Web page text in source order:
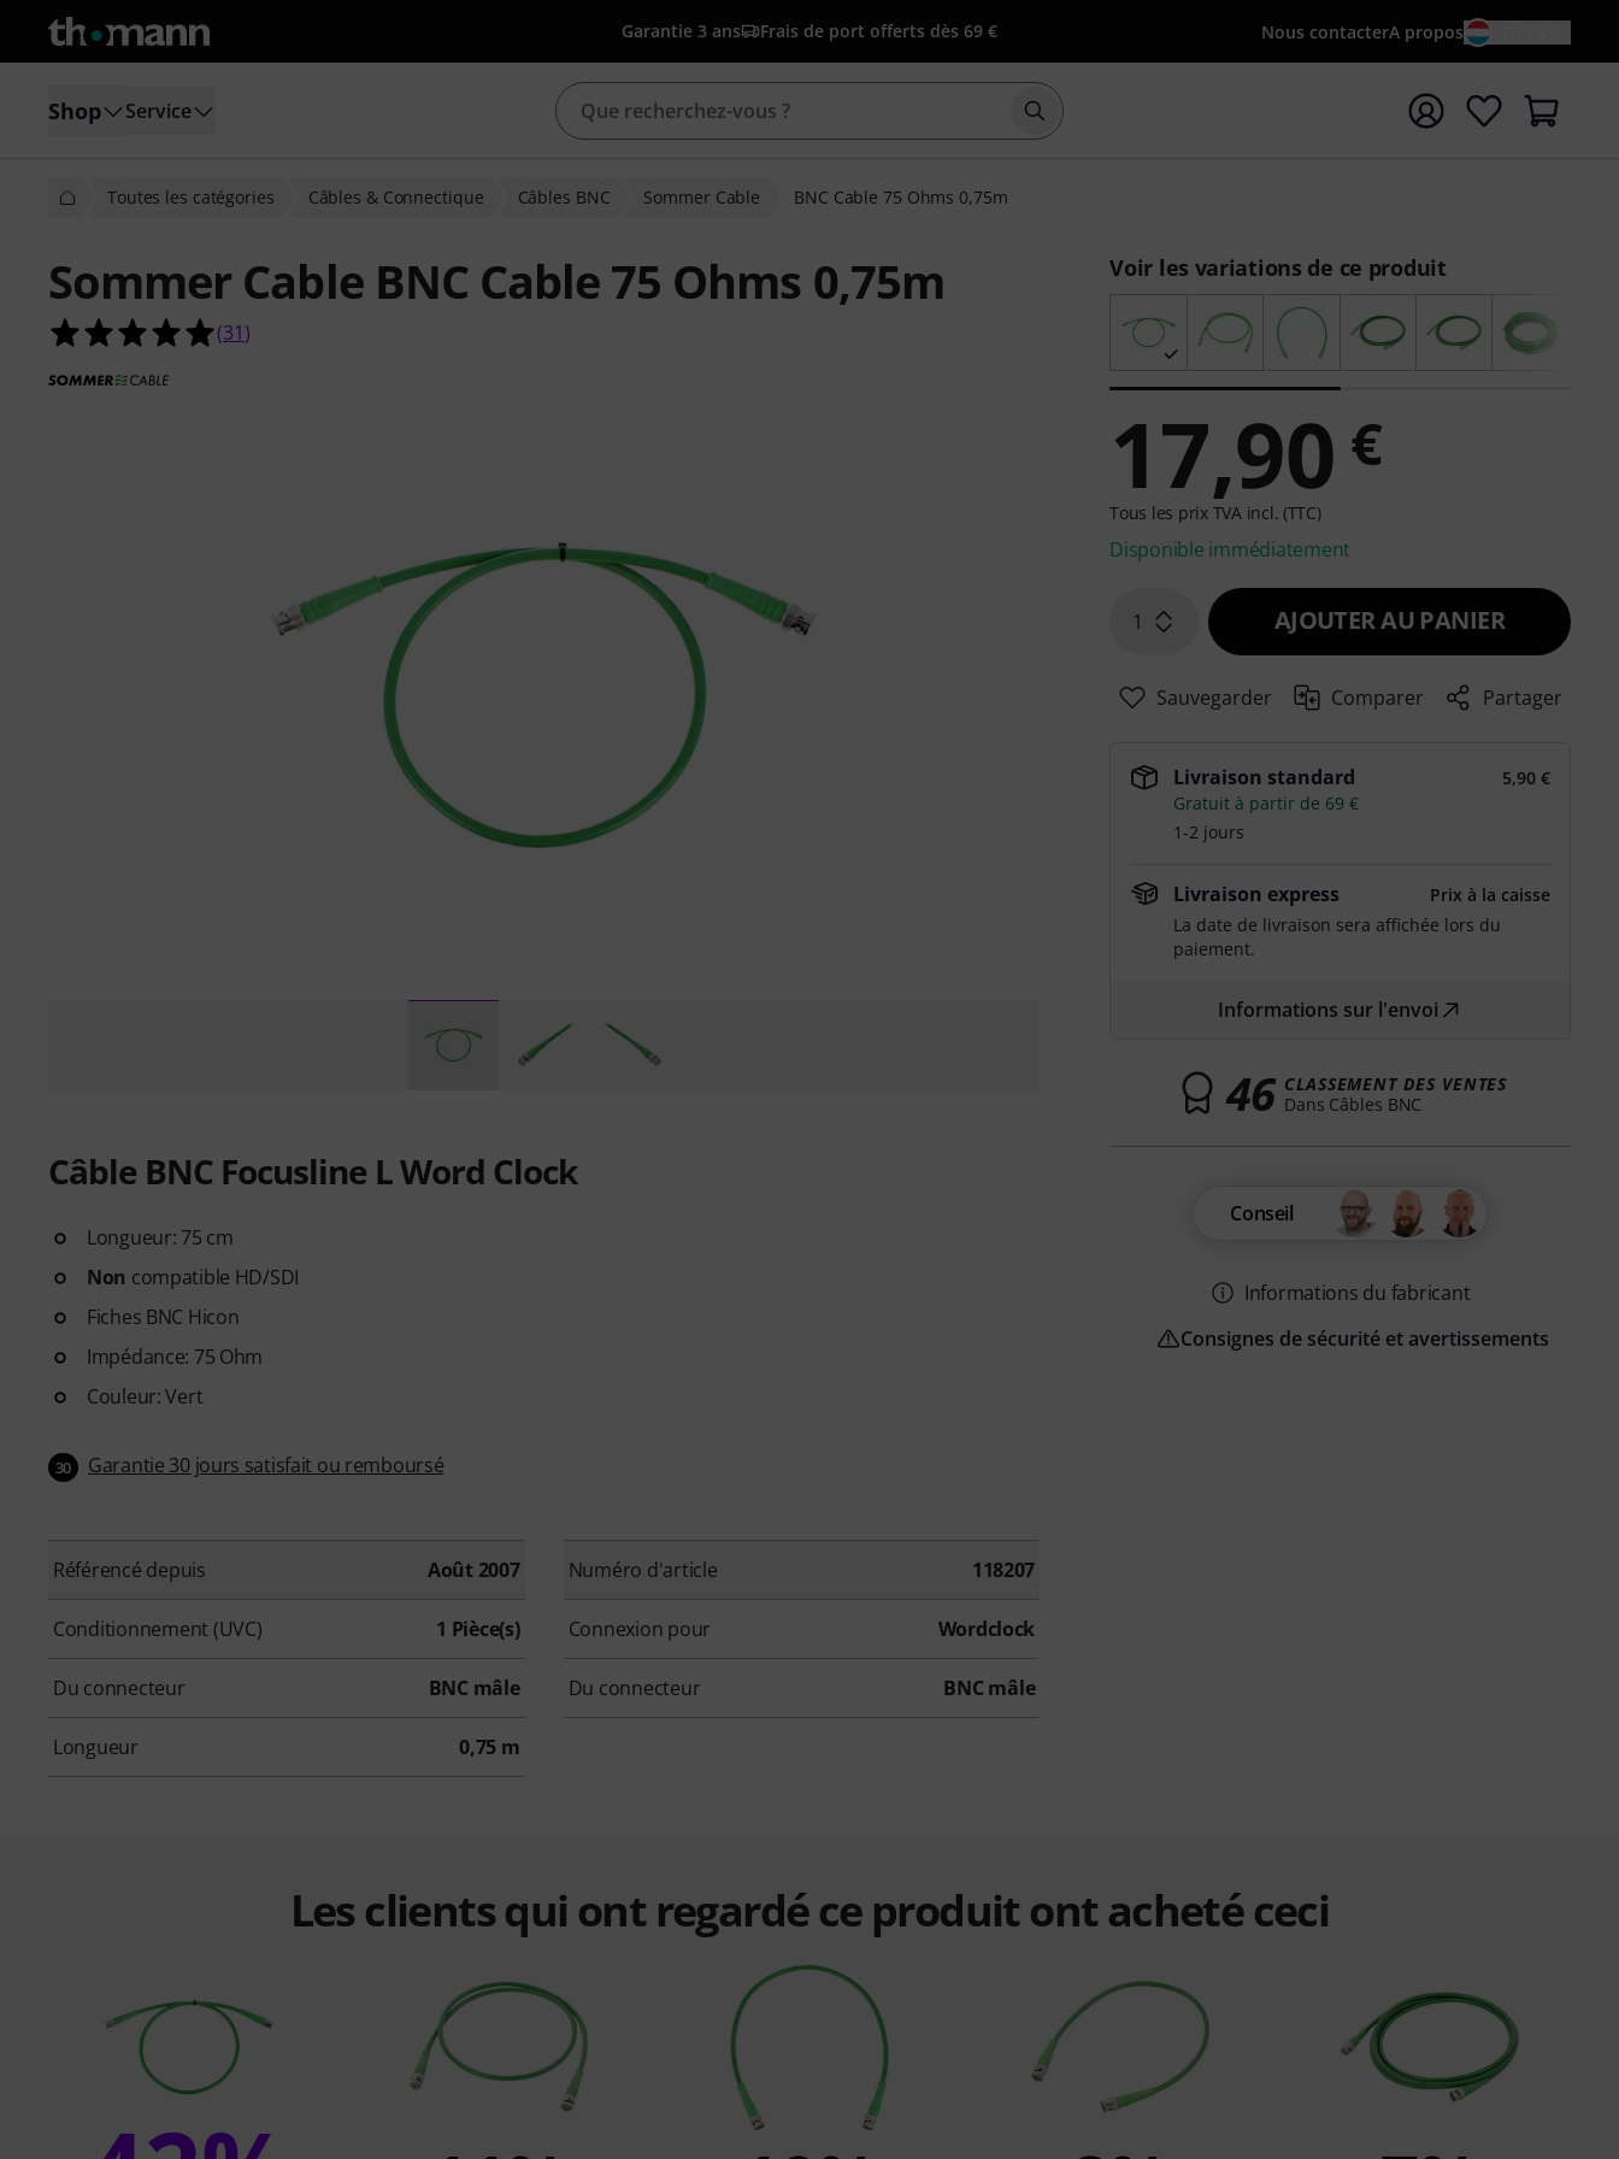
Garantie 3 ans Frais de port offerts dès 69 € Nous contacterA propos
Shop Service Démarrer la recherche avec le terme de recherche
Toutes les catégories Câbles & Connectique Câbles BNC Sommer Cable BNC Cable 75 Ohms 0,75m
Sommer Cable BNC Cable 75 Ohms 0,75m
4.9 étoiles sur 5 d'après 31 évaluations clients
(31)
Câble BNC Focusline L Word Clock
Longueur: 75 cm
Non compatible HD/SDI
Fiches BNC Hicon
Impédance: 75 Ohm
Couleur: Vert
30 Garantie 30 jours satisfait ou remboursé
Référencé depuis Août 2007 Numéro d'article 118207
Conditionnement (UVC) 1 Pièce(s) Connexion pour Wordclock
Du connecteur BNC mâle Du connecteur BNC mâle
Longueur 0,75 m
Voir les variations de ce produit
17,90 €
Tous les prix TVA incl. (TTC)
Disponible immédiatement
1 AJOUTER AU PANIER
Sauvegarder Comparer Partager
Livraison standard
5,90 €
Gratuit à partir de 69 €
1-2 jours
Livraison express
Prix à la caisse
La date de livraison sera affichée lors du
paiement.
Informations sur l'envoi
46 CLASSEMENT DES VENTES
Dans Câbles BNC
Conseil
Informations du fabricant
Consignes de sécurité et avertissements
Les clients qui ont regardé ce produit ont acheté ceci